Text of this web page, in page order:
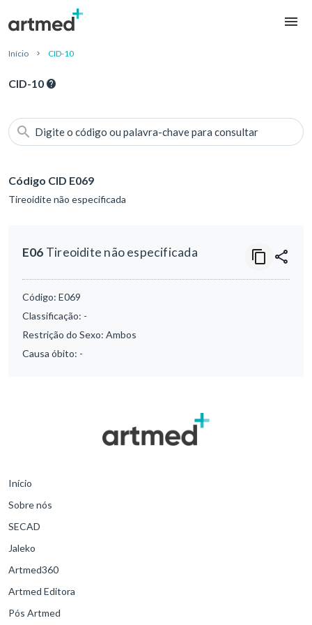
Início CID-10
CID-10
Digite o código ou palavra-chave para consultar
Código CID E069
Tireoidite não especificada
E06 Tireoidite não especificada
Código: E069
Classificação: -
Restrição do Sexo: Ambos
Causa óbito: -
Início
Sobre nós
SECAD
Jaleko
Artmed360
Artmed Editora
Pós Artmed